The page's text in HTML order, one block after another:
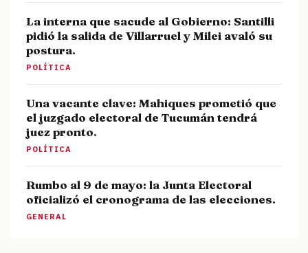
La interna que sacude al Gobierno: Santilli
pidió la salida de Villarruel y Milei avaló su
postura.
POLÍTICA
Una vacante clave: Mahiques prometió que
el juzgado electoral de Tucumán tendrá
juez pronto.
POLÍTICA
Rumbo al 9 de mayo: la Junta Electoral
oficializó el cronograma de las elecciones.
GENERAL